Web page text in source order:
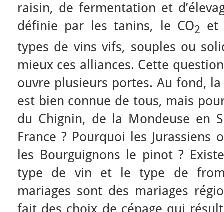
raisin, de fermentation et
définie par les tanins, le CO2 et
types de vins vifs, souples ou
mieux ces alliances. Cette
ouvre plusieurs portes. Au fond,
est bien connue de tous, mais
du Chignin, de la Mondeuse en
France ? Pourquoi les Jurassiens
les Bourguignons le pinot ?
type de vin et le type de
mariages sont des mariages
fait des choix de cépage qui